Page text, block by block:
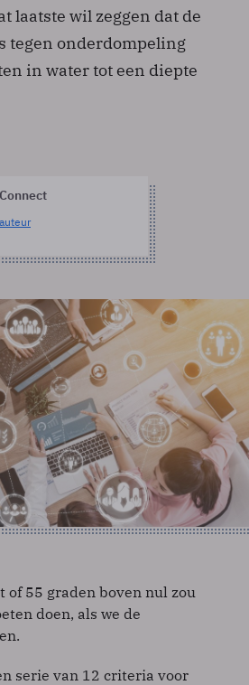
laatste wil zeggen dat de
tegen onderdompeling
in water tot een diepte
of 55 graden boven nul zou
doen, als we de
serie van 12 criteria voor